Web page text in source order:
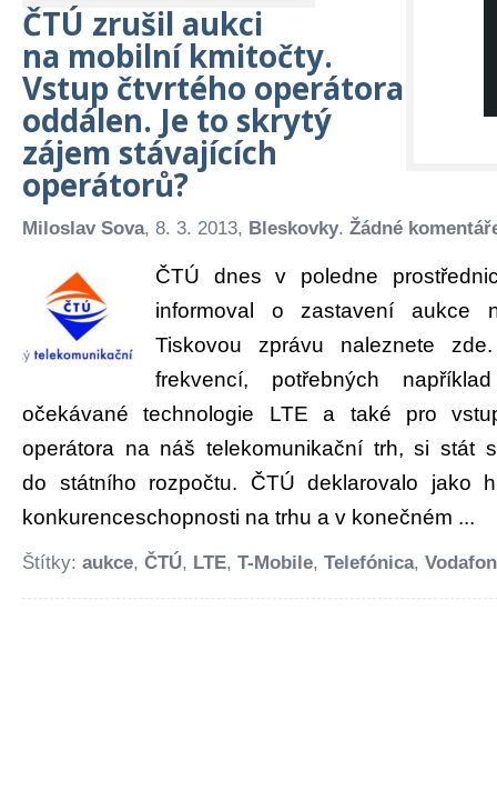
ČTÚ zrušil aukci
na mobilní kmitočty.
Vstup čtvrtého operátora
oddálen. Je to skrytý
zájem stávajících
operátorů?
Miloslav Sova, 8. 3. 2013, Bleskovky. Žádné
ČTÚ dnes v poledne
informoval o zastavení aukce
Tiskovou zprávu naleznete
frekvencí, potřebných
očekávané technologie LTE a také pro
operátora na náš telekomunikační trh, si stát
do státního rozpočtu. ČTÚ deklarovalo jako
konkurenceschopnosti na trhu a v konečném ...
Štítky: aukce, ČTÚ, LTE, T-Mobile, Telefónica,